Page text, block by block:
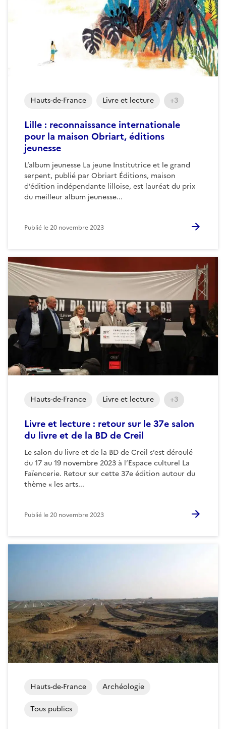
Lille : reconnaissance internationale
pour la maison Obriart, éditions
jeunesse
L’album jeunesse La jeune Institutrice et le grand
serpent, publié par Obriart Éditions, maison
d’édition indépendante lilloise, est lauréat du prix
du meilleur album jeunesse...
Hauts-de-France Livre et lecture +3
Publié le20 novembre 2023
Livre et lecture : retour sur le 37e salon
du livre et de la BD de Creil
Le salon du livre et de la BD de Creil s’est déroulé
du 17 au 19 novembre 2023 à l’Espace culturel La
Faïencerie. Retour sur cette 37e édition autour du
thème « les arts...
Hauts-de-France Livre et lecture +3
Publié le20 novembre 2023
Hauts-de-France Archéologie
Tous publics